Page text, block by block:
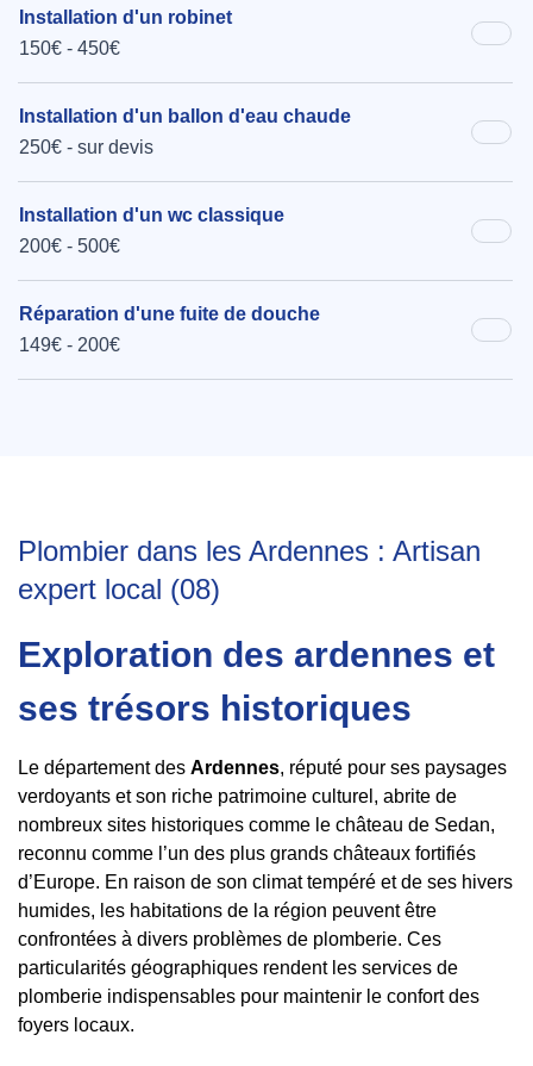
Installation d'un robinet
150€ - 450€
Installation d'un ballon d'eau chaude
250€ - sur devis
Installation d'un wc classique
200€ - 500€
Réparation d'une fuite de douche
149€ - 200€
Plombier dans les Ardennes : Artisan
expert local (08)
Exploration des ardennes et
ses trésors historiques
Le département des Ardennes, réputé pour ses paysages
verdoyants et son riche patrimoine culturel, abrite de
nombreux sites historiques comme le château de Sedan,
reconnu comme l’un des plus grands châteaux fortifiés
d’Europe. En raison de son climat tempéré et de ses hivers
humides, les habitations de la région peuvent être
confrontées à divers problèmes de plomberie. Ces
particularités géographiques rendent les services de
plomberie indispensables pour maintenir le confort des
foyers locaux.